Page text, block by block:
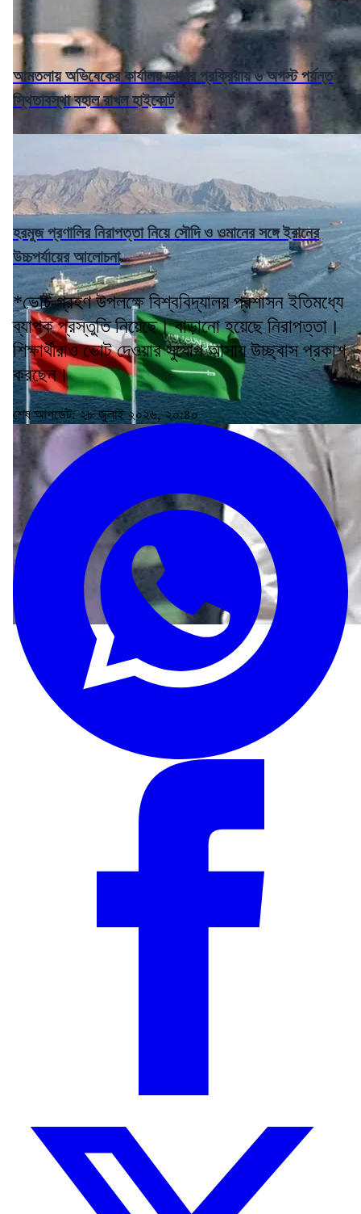
আমতলায় অভিষেকের কার্যালয় ভাঙার প্রক্রিয়ায় ৬ অগস্ট পর্যন্ত
স্থিতাবস্থা বহাল রাখল হাইকোর্ট
হরমুজ প্রণালির নিরাপত্তা নিয়ে সৌদি ও ওমানের সঙ্গে ইরানের
উচ্চপর্যায়ের আলোচনা
*ভোট গ্রহণ উপলক্ষে বিশ্ববিদ্যালয় প্রশাসন ইতিমধ্যে
ব্যাপক প্রস্তুতি নিয়েছে। বাড়ানো হয়েছে নিরাপত্তা।
শিক্ষার্থীরাও ভোট দেওয়ার সুযোগ আসায় উচ্ছ্বাস প্রকাশ
করছেন।
শেষ আপডেট: ২৮ জুলাই ২০২৬, ২০:৪০